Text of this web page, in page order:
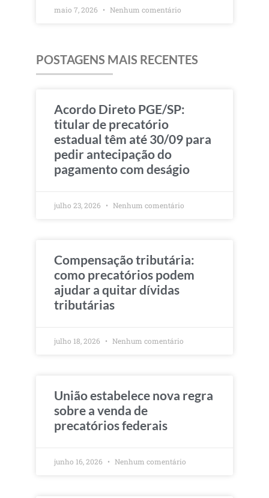
maio 7, 2026 Nenhum comentário
POSTAGENS MAIS RECENTES
Acordo Direto PGE/SP:
titular de precatório
estadual têm até 30/09 para
pedir antecipação do
pagamento com deságio
julho 23, 2026 Nenhum comentário
Compensação tributária:
como precatórios podem
ajudar a quitar dívidas
tributárias
julho 18, 2026 Nenhum comentário
União estabelece nova regra
sobre a venda de
precatórios federais
junho 16, 2026 Nenhum comentário